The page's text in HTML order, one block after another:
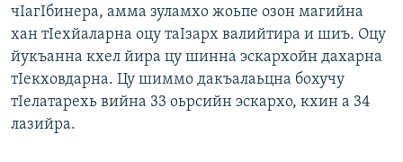
чIагIбинера, амма зуламхо жоьпе озон магийна
хан тIехйаларна оцу таIзарх валийтира и шиъ. Оцу
йукъанна кхел йира цу шинна эскархойн дахарна
тIекховдарна. Цу шиммо дакъалаьцна бохучу
тIелатарехь вийна 33 оьрсийн эскархо, кхин а 34
лазийра.